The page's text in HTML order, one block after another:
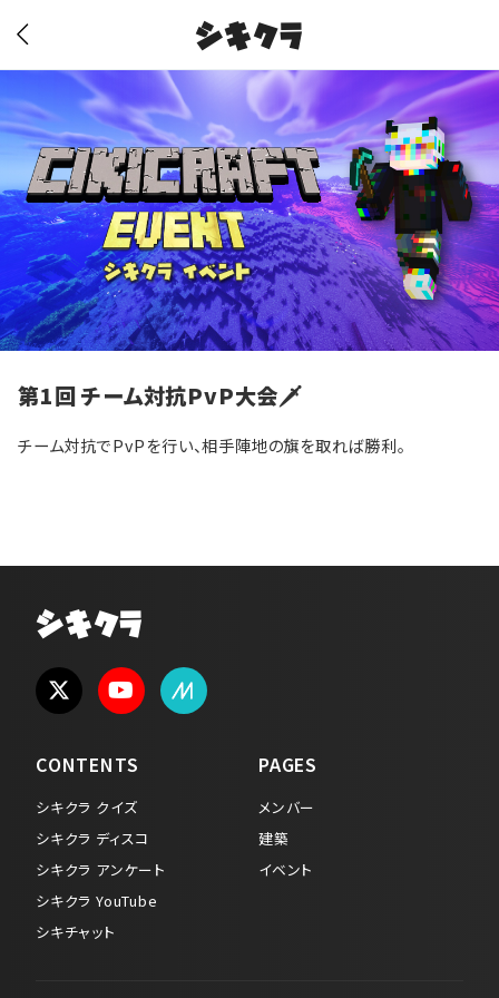
シキクラ
第1回 チーム対抗PvP大会🗡️
チーム対抗でPvPを行い、相手陣地の旗を取れば勝利。
シキクラ
CONTENTS
シキクラ クイズ
シキクラ ディスコ
シキクラ アンケート
シキクラ YouTube
シキチャット
PAGES
メンバー
建築
イベント